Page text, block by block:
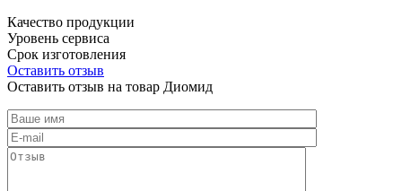
Качество продукции
Уровень сервиса
Срок изготовления
Оставить отзыв
Оставить отзыв на товар Диомид